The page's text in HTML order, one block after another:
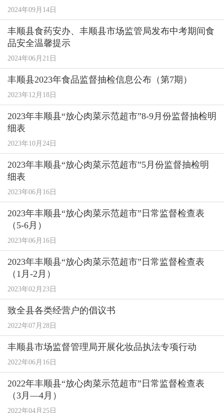
2024年09月14日
丰顺县食药安办、丰顺县市场监管局发布中考期间食
品安全温馨提示
2024年06月21日
丰顺县2023年食品监督抽检信息公布（第7期）
2023年12月18日
2023年丰顺县“放心肉菜示范超市”8-9月份监督抽检明
细表
2023年10月24日
2023年丰顺县“放心肉菜示范超市”5月份监督抽检明
细表
2023年06月16日
2023年丰顺县“放心肉菜示范超市”日常监督检查表
（5-6月）
2023年06月16日
2023年丰顺县“放心肉菜示范超市”日常监督检查表
（1月-2月）
2023年02月23日
致全县各类经营户的倡议书
2022年07月28日
丰顺县市场监督管理局开展化妆品执法专项行动
2022年06月16日
2022年丰顺县“放心肉菜示范超市”日常监督检查表
（3月—4月）
2022年04月25日